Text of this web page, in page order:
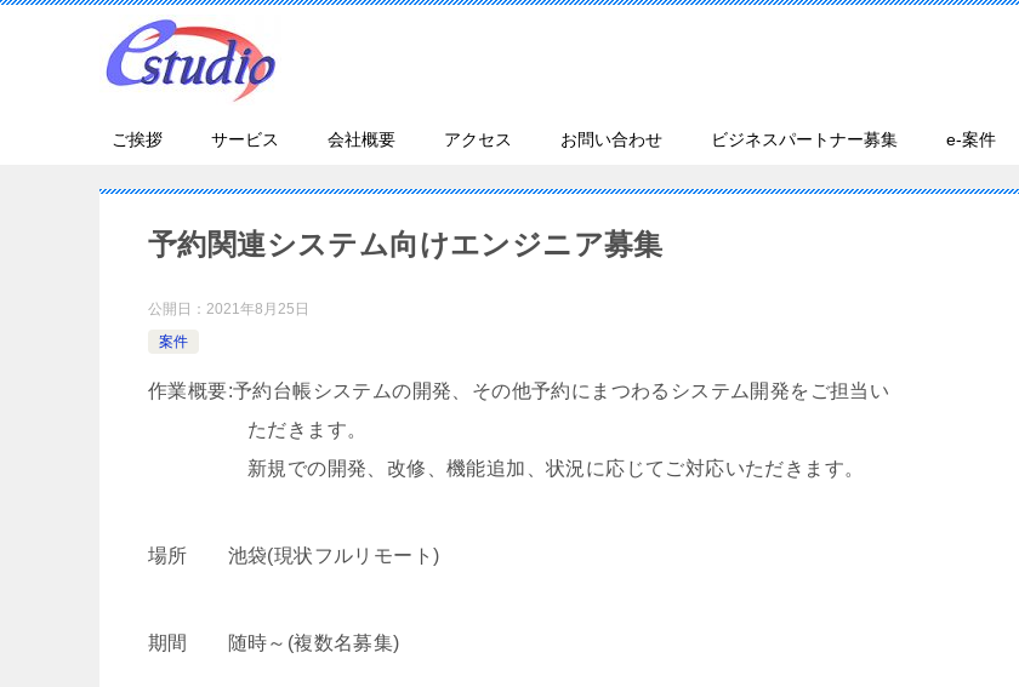
ご挨拶 サービス 会社概要 アクセス お問い合わせ ビジネスパートナー募集 e-案件
予約関連システム向けエンジニア募集
公開日： 2021年8月25日
案件
作業概要:予約台帳システムの開発、その他予約にまつわるシステム開発をご担当い
ただきます。
新規での開発、改修、機能追加、状況に応じてご対応いただきます。
場所 池袋(現状フルリモート)
期間 随時～(複数名募集)